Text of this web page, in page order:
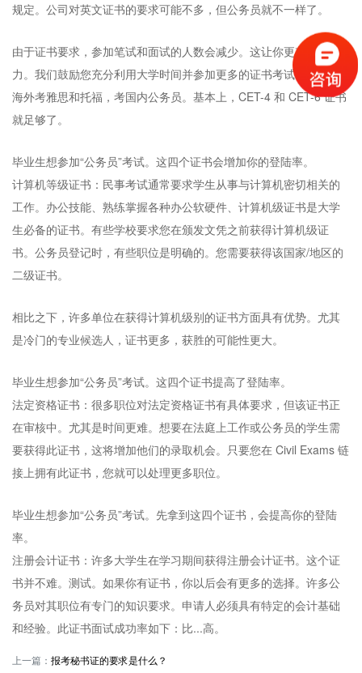
规定。公司对英文证书的要求可能不多，但公务员就不一样了。
由于证书要求，参加笔试和面试的人数会减少。这让你更有竞争
力。我们鼓励您充分利用大学时间并参加更多的证书考试。需要在
海外考雅思和托福，考国内公务员。基本上，CET-4 和 CET-6 证书
就足够了。
毕业生想参加“公务员”考试。这四个证书会增加你的登陆率。
计算机等级证书：民事考试通常要求学生从事与计算机密切相关的
工作。办公技能、熟练掌握各种办公软硬件、计算机级证书是大学
生必备的证书。有些学校要求您在颁发文凭之前获得计算机级证
书。公务员登记时，有些职位是明确的。您需要获得该国家/地区的
二级证书。
相比之下，许多单位在获得计算机级别的证书方面具有优势。尤其
是冷门的专业候选人，证书更多，获胜的可能性更大。
毕业生想参加“公务员”考试。这四个证书提高了登陆率。
法定资格证书：很多职位对法定资格证书有具体要求，但该证书正
在审核中。尤其是时间更难。想要在法庭上工作或公务员的学生需
要获得此证书，这将增加他们的录取机会。只要您在 Civil Exams 链
接上拥有此证书，您就可以处理更多职位。
毕业生想参加“公务员”考试。先拿到这四个证书，会提高你的登陆
率。
注册会计证书：许多大学生在学习期间获得注册会计证书。这个证
书并不难。测试。如果你有证书，你以后会有更多的选择。许多公
务员对其职位有专门的知识要求。申请人必须具有特定的会计基础
和经验。此证书面试成功率如下：比...高。
上一篇： 报考秘书证的要求是什么？